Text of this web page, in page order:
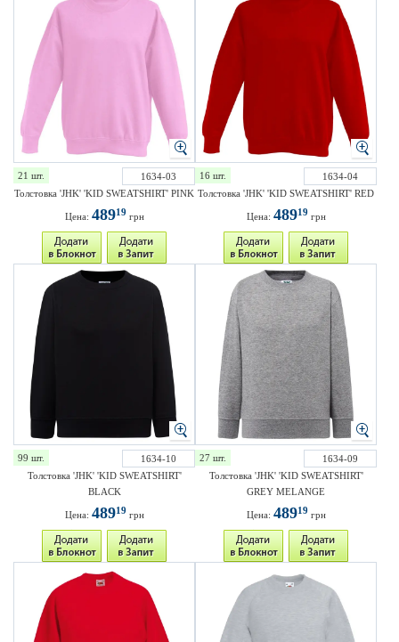
21 шт.
1634-03
Толстовка 'JHK' 'KID SWEATSHIRT' PINK
Цена: 48919 грн
16 шт.
1634-04
Толстовка 'JHK' 'KID SWEATSHIRT' RED
Цена: 48919 грн
99 шт.
1634-10
Толстовка 'JHK' 'KID SWEATSHIRT'
BLACK
Цена: 48919 грн
27 шт.
1634-09
Толстовка 'JHK' 'KID SWEATSHIRT'
GREY MELANGE
Цена: 48919 грн